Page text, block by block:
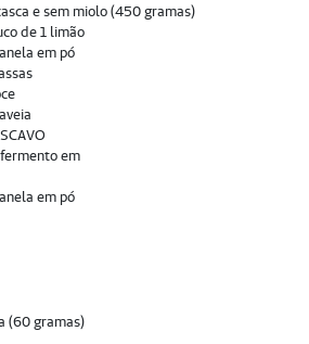
e sem miolo (450 gramas)
de 1 limão
em pó
em
em pó
(60 gramas)